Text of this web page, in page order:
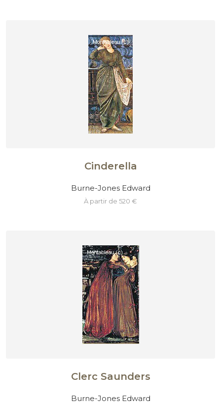
Cinderella
Burne-Jones Edward
à partir de 520 €
Clerc Saunders
Burne-Jones Edward